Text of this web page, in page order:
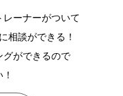
ーナーがついて
相談ができる！
グができるので